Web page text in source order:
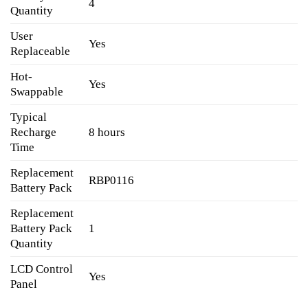
Quantity
4
User
Replaceable
Yes
Hot-
Swappable
Yes
Typical
Recharge
Time
8 hours
Replacement
Battery Pack
RBP0116
Replacement
Battery Pack
Quantity
1
LCD Control
Panel
Yes